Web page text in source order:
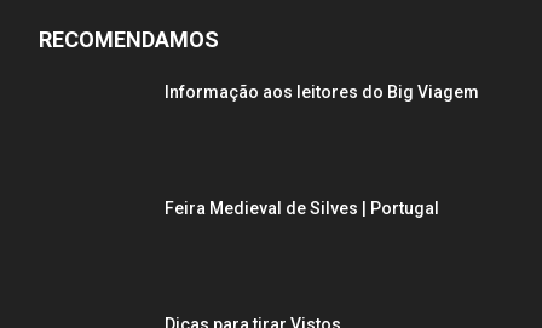
RECOMENDAMOS
Informação aos leitores do Big Viagem
Feira Medieval de Silves | Portugal